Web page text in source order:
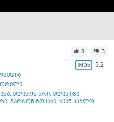
8 3
5.2
, ელისონ ბრი, ელის ივი,
, მარტონ ჩოკაში, ხუან პაბლო